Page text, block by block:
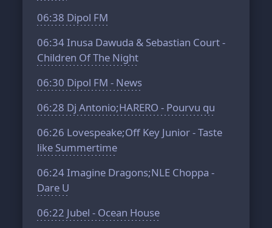
06:38 Dipol FM
06:34Inusa Dawuda & Sebastian Court -
Children Of The Night
06:30 Dipol FM - News
06:28 Dj Antonio;HARERO - Pourvu qu
06:26 Lovespeake;Off Key Junior - Taste
like Summertime
06:24Imagine Dragons;NLE Choppa -
Dare U
06:22 Jubel - Ocean House